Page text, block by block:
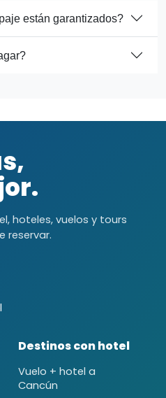
están garantizados?
hoteles, vuelos y tours
reservar.
Destinos con hotel
Vuelo + hotel a
Cancún